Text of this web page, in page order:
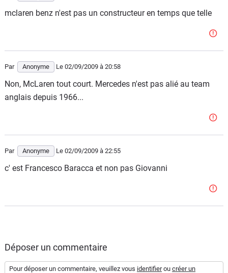
mclaren benz n'est pas un constructeur en temps que telle
Par Anonyme Le 02/09/2009 à 20:58
Non, McLaren tout court. Mercedes n'est pas alié au team
anglais depuis 1966...
Par Anonyme Le 02/09/2009 à 22:55
c' est Francesco Baracca et non pas Giovanni
Déposer un commentaire
Pour déposer un commentaire, veuillez vous identifierou créer un